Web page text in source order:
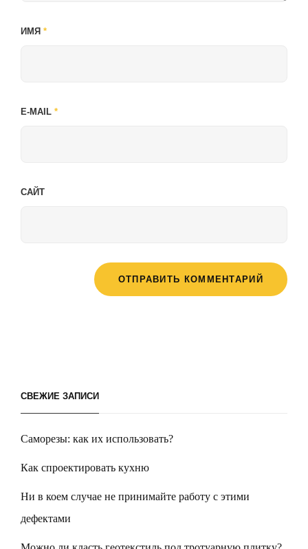
ИМЯ *
E-MAIL *
САЙТ
СВЕЖИЕ ЗАПИСИ
Саморезы: как их использовать?
Как спроектировать кухню
Ни в коем случае не принимайте работу с этими
дефектами